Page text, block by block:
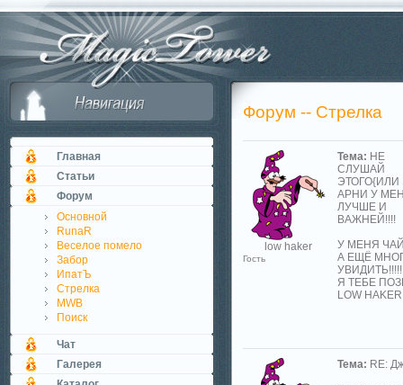
Главная
Статьи
Форум
Основной
RunaR
Веселое помело
Забор
ИпатЪ
Стрелка
MWB
Поиск
Чат
Галерея
Форум -- Стрелка
low haker
Гость
Тема: НЕ
СЛУШАЙ
ЭТОГО{ИЛИ
АРНИ У
ЛУЧШЕ И
ВАЖНЕЙ!!!!
У МЕНЯ ЧАЙ
А ЕЩЁ
Я ТЕБЕ
LOW HAKER
Тема: RE: